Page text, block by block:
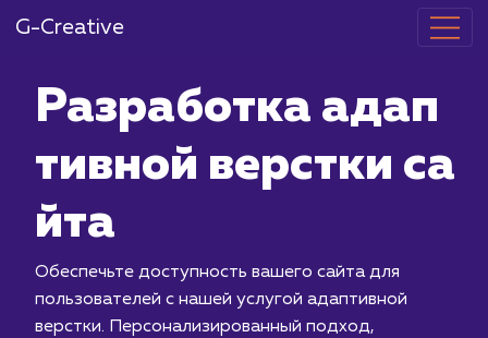
G-Creative
Разработка
тивной
йта